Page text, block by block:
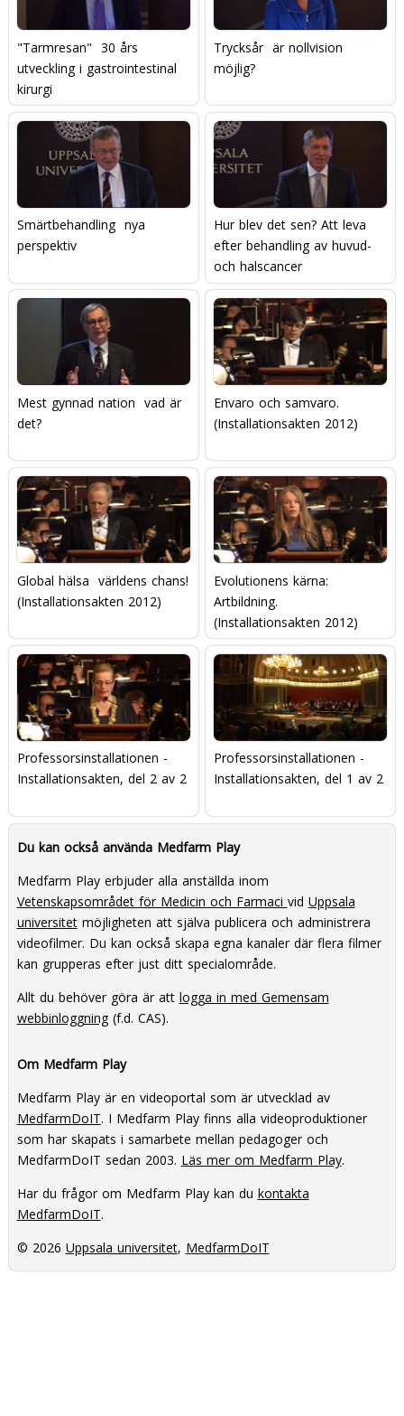
"Tarmresan"  30 års
utveckling i gastrointestinal
kirurgi
Trycksår  är nollvision
möjlig?
Smärtbehandling  nya
perspektiv
Hur blev det sen? Att leva
efter behandling av huvud-
och halscancer
Mest gynnad nation  vad är
det?
Envaro och samvaro.
(Installationsakten 2012)
Global hälsa  världens chans!
(Installationsakten 2012)
Evolutionens kärna:
Artbildning.
(Installationsakten 2012)
Professorsinstallationen -
Installationsakten, del 2 av 2
Professorsinstallationen -
Installationsakten, del 1 av 2
Du kan också använda Medfarm Play
Medfarm Play erbjuder alla anställda inom
Vetenskapsområdet för Medicin och Farmaci vid Uppsala
universitetmöjligheten att själva publicera och administrera
videofilmer. Du kan också skapa egna kanaler där flera filmer
kan grupperas efter just ditt specialområde.
Allt du behöver göra är att logga in med Gemensam
webbinloggning(f.d. CAS).
Om Medfarm Play
Medfarm Play är en videoportal som är utvecklad av
MedfarmDoIT. I Medfarm Play finns alla videoproduktioner
som har skapats i samarbete mellan pedagoger och
MedfarmDoIT sedan 2003. Läs mer om Medfarm Play.
Har du frågor om Medfarm Play kan du kontakta
MedfarmDoIT.
© 2026 Uppsala universitet, MedfarmDoIT